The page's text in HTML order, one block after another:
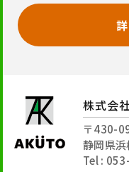
株式会
〒430-
静岡県
Tel :